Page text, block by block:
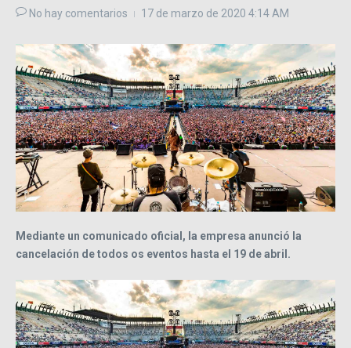
No hay comentarios 17 de marzo de 2020 4:14 AM
Mediante un comunicado oficial, la empresa anunció la
cancelación de todos os eventos hasta el 19 de abril.